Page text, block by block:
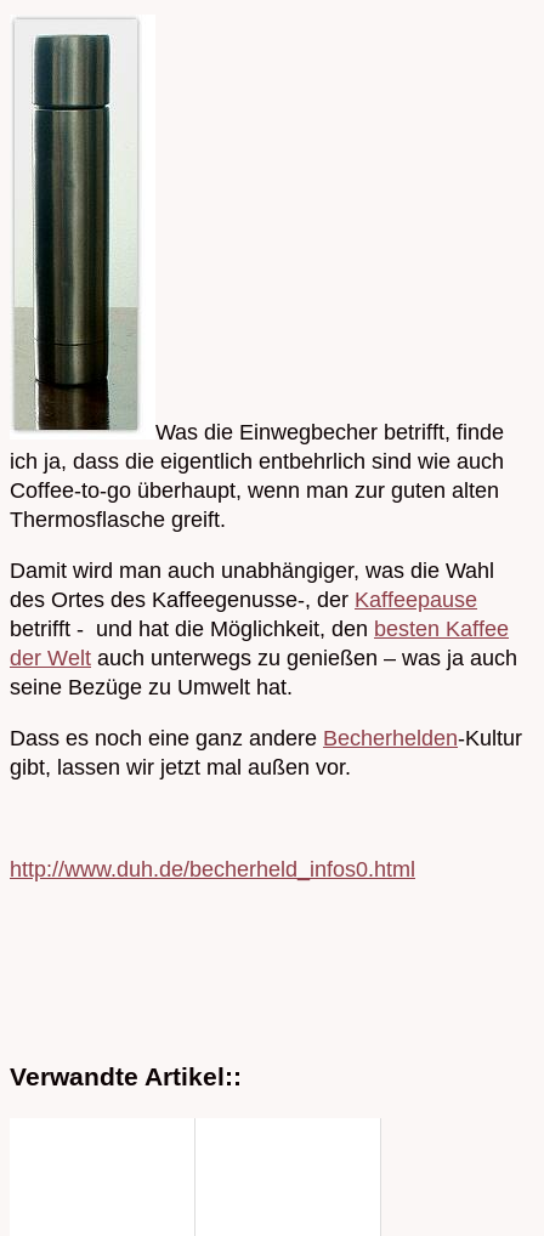
Was die Einwegbecher betrifft, finde
ich ja, dass die eigentlich entbehrlich sind wie auch
Coffee-to-go überhaupt, wenn man zur guten alten
Thermosflasche greift.
Damit wird man auch unabhängiger, was die Wahl
des Ortes des Kaffeegenusse-, der Kaffeepause
betrifft - und hat die Möglichkeit, den besten Kaffee
der Welt auch unterwegs zu genießen – was ja auch
seine Bezüge zu Umwelt hat.
Dass es noch eine ganz andere Becherhelden-Kultur
gibt, lassen wir jetzt mal außen vor.
http://www.duh.de/becherheld_infos0.html
Verwandte Artikel::